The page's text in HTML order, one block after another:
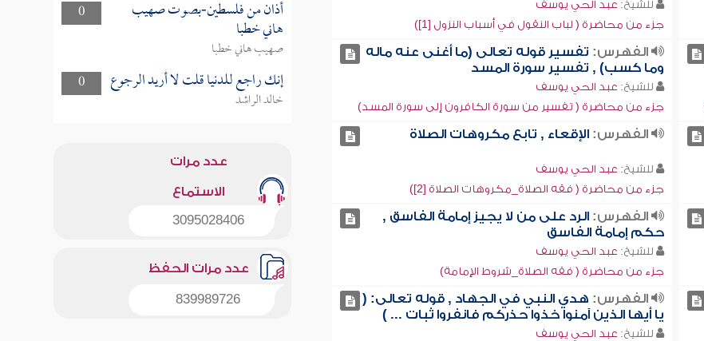
للشيخ: عبد الحي يوسف
جزء من محاضرة ( لباب النقول في أسباب النزول [1])
الفهرس: تفسير قوله تعالى (ما أغنى عنه ماله
وما كسب) , تفسير سورة المسد
للشيخ: عبد الحي يوسف
جزء من محاضرة ( تفسير من سورة الكافرون إلى سورة المسد)
الفهرس: الإقعاء , تابع مكروهات الصلاة
للشيخ: عبد الحي يوسف
جزء من محاضرة ( فقه الصلاة_مكروهات الصلاة [2])
الفهرس: الرد على من لا يجيز إمامة الفاسق ,
حكم إمامة الفاسق
للشيخ: عبد الحي يوسف
جزء من محاضرة ( فقه الصلاة_شروط الإمامة)
الفهرس: هدي النبي في الجهاد , قوله تعالى: (
يا أيها الذين آمنوا خذوا حذركم فانفروا ثبات ... )
للشيخ: عبد الحي يوسف
0
أذان من فلسطين-بصوت صهيب
هاني خطبا
صهيب هاني خطبا
0
إنك راجع للدنيا قلت لا أريد الرجوع
خالد الراشد
عدد مرات
الاستماع
3095028406
عدد مرات الحفظ
839989726